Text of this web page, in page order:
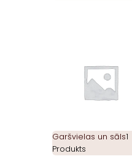
Garšvielas un sāls1
Produkts